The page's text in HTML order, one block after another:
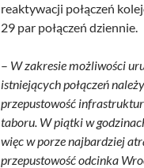
reaktywacji połączeń
29 par połączeń dziennie.
– W zakresie możliwości
istniejących połączeń
przepustowość
taboru. W piątki w
więc w porze najbardziej
przepustowość odcinka